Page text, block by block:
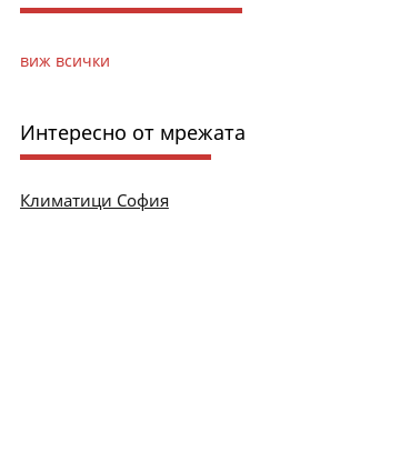
виж всички
Интересно от мрежата
Климатици София